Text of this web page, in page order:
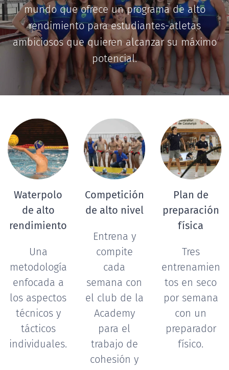
mundo que ofrece un programa de alto
rendimiento para estudiantes-atletas
ambiciosos que quieren alcanzar su máximo
potencial.
Waterpolo
de alto
rendimiento
Una
metodología
enfocada a
los aspectos
técnicos y
tácticos
individuales.
Competición
de alto nivel
Entrena y
compite
cada
semana con
el club de la
Academy
para el
trabajo de
cohesión y
Plan de
preparación
física
Tres
entrenamien
tos en seco
por semana
con un
preparador
físico.